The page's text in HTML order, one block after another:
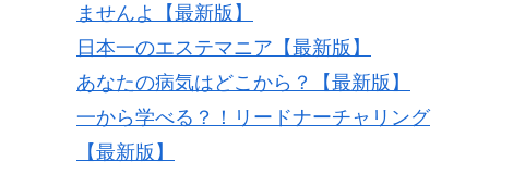
ませんよ【最新版】
日本一のエステマニア【最新版】
あなたの病気はどこから？【最新版】
一から学べる？！リードナーチャリング
【最新版】